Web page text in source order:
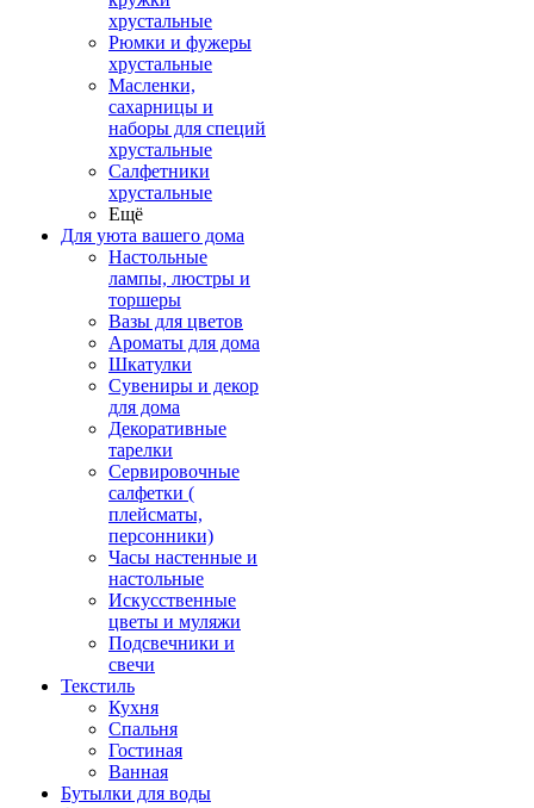
хрустальные
Рюмки и фужеры
хрустальные
Масленки,
сахарницы и
наборы для специй
хрустальные
Салфетники
хрустальные
Ещё
Для уюта вашего дома
Настольные
лампы, люстры и
торшеры
Вазы для цветов
Ароматы для дома
Шкатулки
Сувениры и декор
для дома
Декоративные
тарелки
Сервировочные
салфетки (
плейсматы,
персонники)
Часы настенные и
настольные
Искусственные
цветы и муляжи
Подсвечники и
свечи
Текстиль
Кухня
Спальня
Гостиная
Ванная
Бутылки для воды